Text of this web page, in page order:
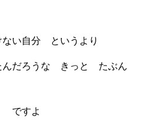
ない自分 というより
んだろうな きっと たぶん
ですよ